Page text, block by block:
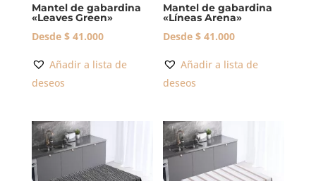
Mantel de gabardina
«Leaves Green»
Desde $41.000
Añadir a lista de
deseos
Mantel de gabardina
«Líneas Arena»
Desde $ 41.000
Añadir a lista de
deseos